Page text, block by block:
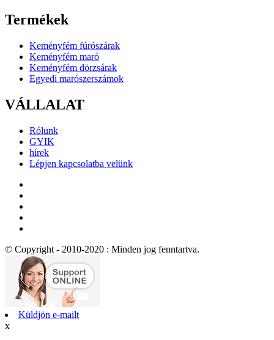
Termékek
Keményfém fúrószárak
Keményfém maró
Keményfém dörzsárak
Egyedi marószerszámok
VÁLLALAT
Rólunk
GYIK
hírek
Lépjen kapcsolatba velünk
© Copyright - 2010-2020 : Minden jog fenntartva.
Küldjön e-mailt
x